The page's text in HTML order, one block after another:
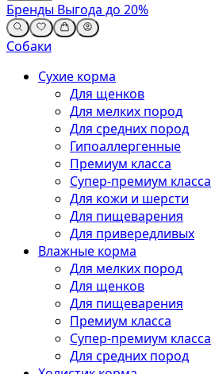
Бренды Выгода до 20%
Собаки
Сухие корма
Для щенков
Для мелких пород
Для средних пород
Гипоаллергенные
Премиум класса
Супер-премиум класса
Для кожи и шерсти
Для пищеварения
Для привередливых
Влажные корма
Для мелких пород
Для щенков
Для пищеварения
Премиум класса
Супер-премиум класса
Для средних пород